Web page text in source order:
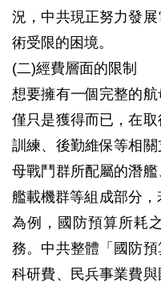
況，中共現正努力發
術受限的困境。
(二)經費層面的限制
想要擁有一個完整的
僅只是獲得而已，在取
訓練、後勤維保等相
母戰鬥群所配屬的潛艦
艦載機群等組成部分
為例，國防預算所耗
務。中共整體「國防
科研費、民兵事業費